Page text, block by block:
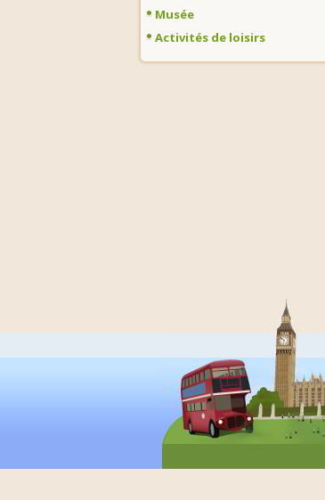
Musée
Activités de loisirs